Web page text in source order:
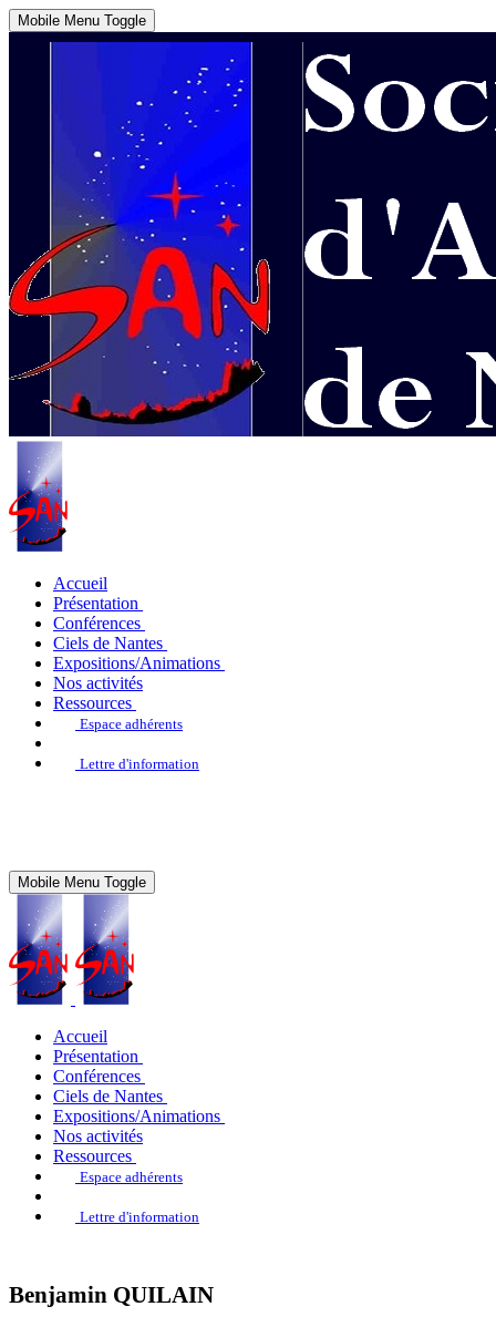
Mobile Menu Toggle
Accueil
Présentation
Conférences
Ciels de Nantes
Expositions/Animations
Nos activités
Ressources
Espace adhérents
Lettre d'information
Mobile Menu Toggle
Accueil
Présentation
Conférences
Ciels de Nantes
Expositions/Animations
Nos activités
Ressources
Espace adhérents
Lettre d'information
Benjamin QUILAIN